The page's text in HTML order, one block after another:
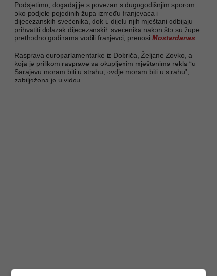
Podsjetimo, događaj je s povezan s dugogodišnjim sporom
oko podjele pojedinih župa između franjevaca i
dijecezanskih svećenika, dok u dijelu njih mještani odbijaju
prihvatiti dolazak dijecezanskih svećenika nakon što su župe
prethodno godinama vodili franjevci, prenosi Mostardanas
Rasprava europarlamentarke iz Dobriča, Željane Zovko, a
koja je prilikom rasprave sa okupljenim mještanima rekla “u
Sarajevu moram biti u strahu, ovdje moram biti u strahu”,
zabilježena je u videu